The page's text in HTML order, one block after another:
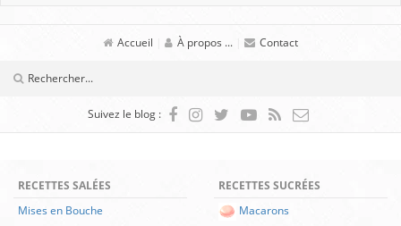
Accueil À propos ... Contact
Suivez le blog :
RECETTES SALÉES
Mises en Bouche
RECETTES SUCRÉES
Macarons